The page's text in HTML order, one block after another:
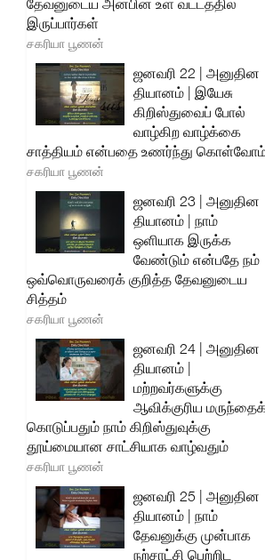
தேவனுடைய அன்பின் உள் வட்டத்தில்
இருப்பார்கள்
சகரியா பூணன்
ஜனவரி 22 | அனுதின
தியானம் | இயேசு
கிறிஸ்துவைப் போல்
வாழ்கிற வாழ்க்கை
சாத்தியம் என்பதை உணர்ந்து
சகரியா பூணன்
ஜனவரி 23 | அனுதின
தியானம் | நாம்
ஒளியாக இருக்க
வேண்டும் என்பதே நம்
ஒவ்வொருவரைக் குறித்த தேவனுடைய
சித்தம்
சகரியா பூணன்
ஜனவரி 24 | அனுதின
தியானம் |
மற்றவர்களுக்கு
ஆவிக்குரிய
கொடுப்பதும் நாம் கிறிஸ்துவுக்கு
தூய்மையான சாட்சியாக வாழ்வதும்
சகரியா பூணன்
ஜனவரி 25 | அனுதின
தியானம் | நாம்
தேவனுக்கு முன்பாக
நற்சாட்சி பெற்றிட